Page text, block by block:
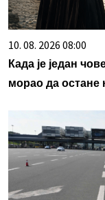
10. 08. 2026 08:00
Када је један
морао да остане